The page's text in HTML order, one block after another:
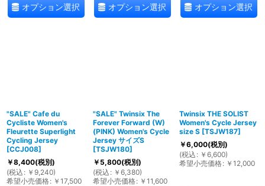
オプション選択 オプション選択 オプション選択
"SALE" Cafe du
Cycliste Women's
Fleurette Superlight
Cycling Jersey
[CCJ008]
￥8,400(税別)
(税込 : ￥ 9,240)
希望小売価格: ￥ 17,500
"SALE" Twinsix The
Forever Forward (W)
(PINK) Women's Cycle
Jersey サイズS
[TSJW180]
￥5,800(税別)
(税込 : ￥ 6,380)
希望小売価格: ￥ 11,600
Twinsix THE SOLIST
Women's Cycle Jersey
size S [TSJW187]
￥6,000(税別)
(税込 : ￥ 6,600)
希望小売価格: ￥ 12,000